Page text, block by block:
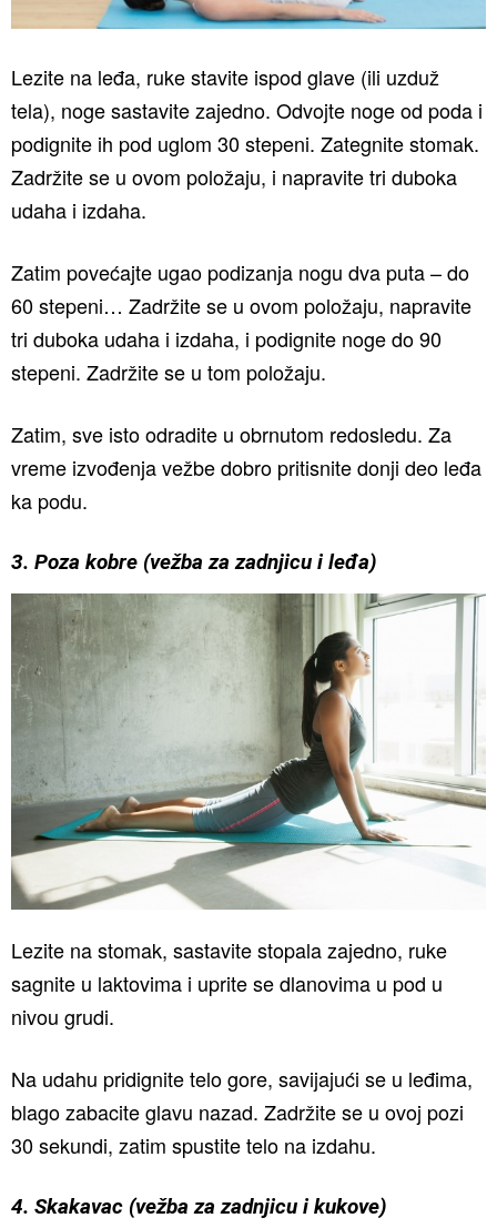
Lezite na leđa, ruke stavite ispod glave (ili uzduž
tela), noge sastavite zajedno. Odvojte noge od poda i
podignite ih pod uglom 30 stepeni. Zategnite stomak.
Zadržite se u ovom položaju, i napravite tri duboka
udaha i izdaha.
Zatim povećajte ugao podizanja nogu dva puta – do
60 stepeni… Zadržite se u ovom položaju, napravite
tri duboka udaha i izdaha, i podignite noge do 90
stepeni. Zadržite se u tom položaju.
Zatim, sve isto odradite u obrnutom redosledu. Za
vreme izvođenja vežbe dobro pritisnite donji deo leđa
ka podu.
3. Poza kobre (vežba za zadnjicu i leđa)
Lezite na stomak, sastavite stopala zajedno, ruke
sagnite u laktovima i uprite se dlanovima u pod u
nivou grudi.
Na udahu pridignite telo gore, savijajući se u leđima,
blago zabacite glavu nazad. Zadržite se u ovoj pozi
30 sekundi, zatim spustite telo na izdahu.
4. Skakavac (vežba za zadnjicu i kukove)